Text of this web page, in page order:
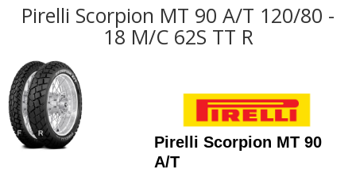
Pirelli Scorpion MT 90 A/T 120/80 -
18 M/C 62S TT R
Pirelli Scorpion MT 90
A/T